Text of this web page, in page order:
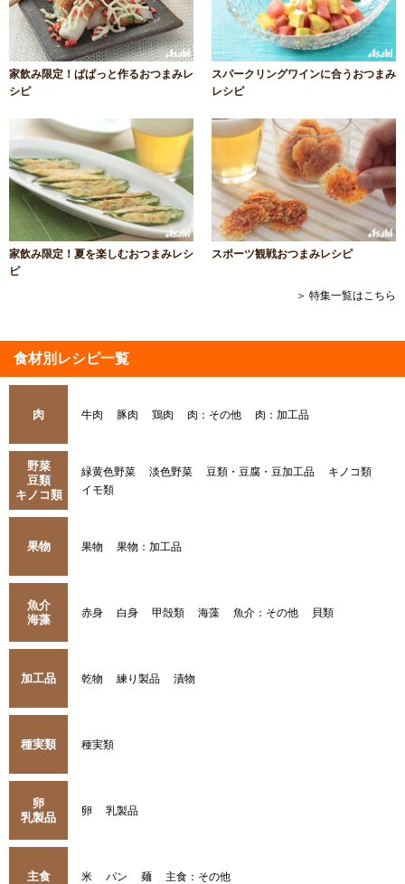
家飲み限定！ぱぱっと作るおつまみレ
シピ
スパークリングワインに合うおつまみ
レシピ
家飲み限定！夏を楽しむおつまみレシ
ピ
スポーツ観戦おつまみレシピ
＞ 特集一覧はこちら
食材別レシピ一覧
肉 牛肉 豚肉 鶏肉 肉：その他 肉：加工品
野菜
豆類
キノコ類
緑黄色野菜 淡色野菜 豆類・豆腐・豆加工品
キノコ類
イモ類
果物 果物 果物：加工品
魚介
海藻
赤身 白身 甲殻類 海藻 魚介：その他 貝類
加工品 乾物 練り製品 漬物
種実類 種実類
卵
乳製品
卵 乳製品
主食 米 パン 麺 主食：その他